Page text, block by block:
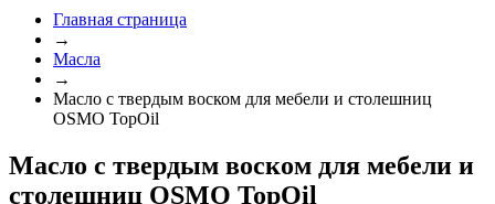
Главная страница
→
Масла
→
Масло с твердым воском для мебели и столешниц
OSMO TopOil
Масло с твердым воском для мебели и
столешниц OSMO TopOil